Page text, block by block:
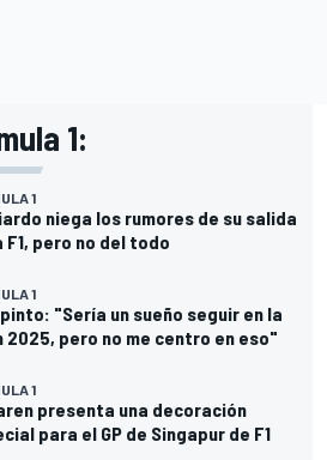
1:
1
niega los rumores de su salida
F1, pero no del todo
1
"Sería un sueño seguir en la
2025, pero no me centro en eso"
1
presenta una decoración
para el GP de Singapur de F1